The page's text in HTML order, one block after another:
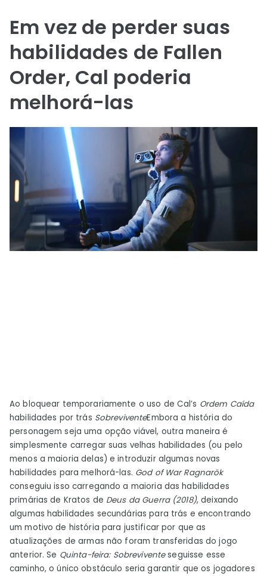
Em vez de perder suas
habilidades de Fallen
Order, Cal poderia
melhorá-las
Ao bloquear temporariamente o uso de Cal’s Ordem Caída
habilidades por trás SobreviventeEmbora a história do
personagem seja uma opção viável, outra maneira é
simplesmente carregar suas velhas habilidades (ou pelo
menos a maioria delas) e introduzir algumas novas
habilidades para melhorá-las. God of War Ragnarök
conseguiu isso carregando a maioria das habilidades
primárias de Kratos de Deus da Guerra (2018), deixando
algumas habilidades secundárias para trás e encontrando
um motivo de história para justificar por que as
atualizações de armas não foram transferidas do jogo
anterior. Se Quinta-feira: Sobreviventeseguisse esse
caminho, o único obstáculo seria garantir que os jogadores